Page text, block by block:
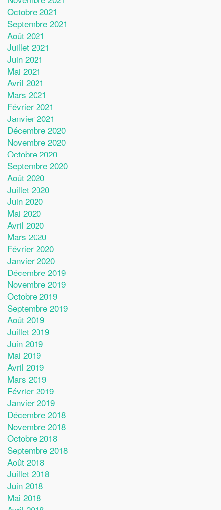
Octobre 2021
Septembre 2021
Août 2021
Juillet 2021
Juin 2021
Mai 2021
Avril 2021
Mars 2021
Février 2021
Janvier 2021
Décembre 2020
Novembre 2020
Octobre 2020
Septembre 2020
Août 2020
Juillet 2020
Juin 2020
Mai 2020
Avril 2020
Mars 2020
Février 2020
Janvier 2020
Décembre 2019
Novembre 2019
Octobre 2019
Septembre 2019
Août 2019
Juillet 2019
Juin 2019
Mai 2019
Avril 2019
Mars 2019
Février 2019
Janvier 2019
Décembre 2018
Novembre 2018
Octobre 2018
Septembre 2018
Août 2018
Juillet 2018
Juin 2018
Mai 2018